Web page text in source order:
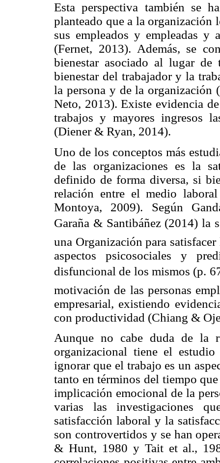
Esta perspectiva también se
planteado que a la organización
sus empleados y empleadas y
(Fernet, 2013). Además, se
bienestar asociado al lugar
bienestar del trabajador y la
la persona y de la
Neto, 2013). Existe evidencia
trabajos y mayores ingresos
(Diener & Ryan, 2014).
Uno de los conceptos más
de las organizaciones es la
definido de forma diversa, si
relación entre el medio
Montoya, 2009). Según
Garaña & Santibáñez (2014) la
una Organización para
aspectos psicosociales y
disfuncional de los mismos (p.
motivación de las personas
empresarial, existiendo
con productividad (Chiang &
Aunque no cabe duda de la
organizacional tiene el
ignorar que el trabajo es un
tanto en términos del tiempo
implicación emocional de la
varias las investigaciones
satisfacción laboral y la
son controvertidos y se han
& Hunt, 1980 y Tait et al.,